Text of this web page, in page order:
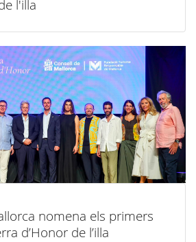
l'illa
nomena els primers
d’Honor de l’illa